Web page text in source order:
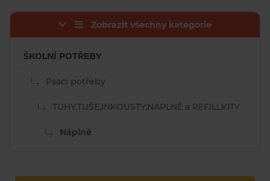
Zobrazit všechny kategorie
ŠKOLNÍ POTŘEBY
Psací potřeby
TUHY,TUŠE,INKOUSTY,NÁPLNĚ a REFILLKITY
Náplně